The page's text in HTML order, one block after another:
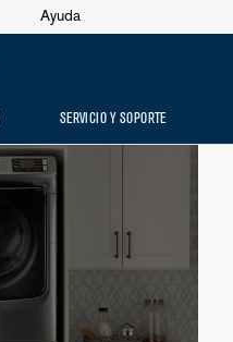
Ayuda
SERVICIO Y SOPORTE